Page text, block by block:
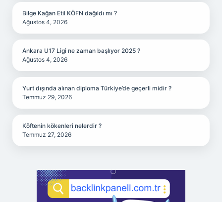
Bilge Kağan Etil KÖFN dağıldı mı ?
Ağustos 4, 2026
Ankara U17 Ligi ne zaman başlıyor 2025 ?
Ağustos 4, 2026
Yurt dışında alınan diploma Türkiye’de geçerli midir ?
Temmuz 29, 2026
Köftenin kökenleri nelerdir ?
Temmuz 27, 2026